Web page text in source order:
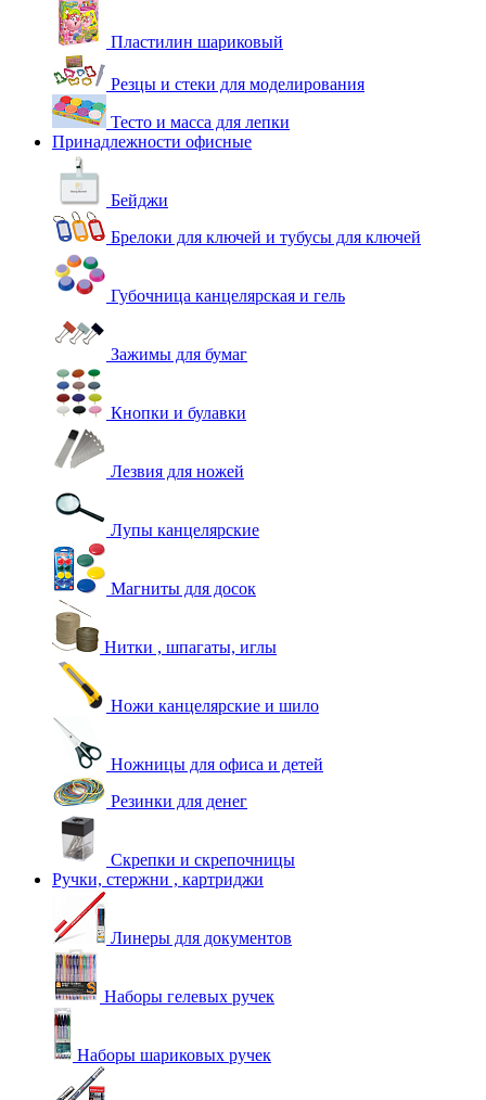
Пластилин шариковый
Резцы и стеки для моделирования
Тесто и масса для лепки
Принадлежности офисные
Бейджи
Брелоки для ключей и тубусы для ключей
Губочница канцелярская и гель
Зажимы для бумаг
Кнопки и булавки
Лезвия для ножей
Лупы канцелярские
Магниты для досок
Нитки , шпагаты, иглы
Ножи канцелярские и шило
Ножницы для офиса и детей
Резинки для денег
Скрепки и скрепочницы
Ручки, стержни , картриджи
Линеры для документов
Наборы гелевых ручек
Наборы шариковых ручек